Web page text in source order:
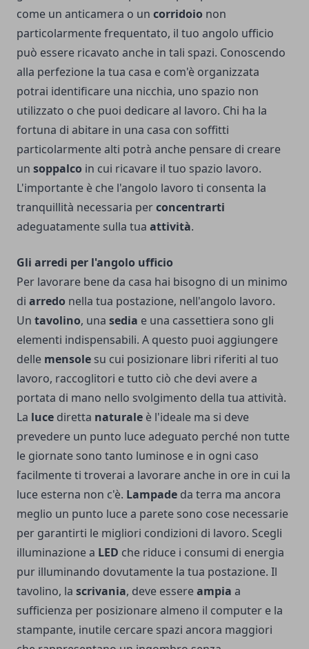
come un anticamera o un corridoio non
particolarmente frequentato, il tuo angolo ufficio
può essere ricavato anche in tali spazi. Conoscendo
alla perfezione la tua casa e com'è organizzata
potrai identificare una nicchia, uno spazio non
utilizzato o che puoi dedicare al lavoro. Chi ha la
fortuna di abitare in una casa con soffitti
particolarmente alti potrà anche pensare di creare
un soppalco in cui ricavare il tuo spazio lavoro.
L'importante è che l'angolo lavoro ti consenta la
tranquillità necessaria perconcentrarti
adeguatamente sulla tua attività.
Gli arredi per l'angolo ufficio
Per lavorare bene da casa hai bisogno di un minimo
di arredo nella tua postazione, nell'angolo lavoro.
Un tavolino, una sedia e una cassettiera sono gli
elementi indispensabili. A questo puoi aggiungere
delle mensole su cui posizionare libri riferiti al tuo
lavoro, raccoglitori e tutto ciò che devi avere a
portata di mano nello svolgimento della tua attività.
La luce diretta naturale è l'ideale ma si deve
prevedere un punto luce adeguato perché non tutte
le giornate sono tanto luminose e in ogni caso
facilmente ti troverai a lavorare anche in ore in cui la
luce esterna non c'è. Lampade da terra ma ancora
meglio un punto luce a parete sono cose necessarie
per garantirti le migliori condizioni di lavoro. Scegli
illuminazione a LED che riduce i consumi di energia
pur illuminando dovutamente la tua postazione. Il
tavolino, la scrivania, deve essereampia a
sufficienza per posizionare almeno il computer e la
stampante, inutile cercare spazi ancora maggiori